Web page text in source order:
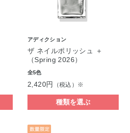
アディクション
ザ ネイルポリッシュ ＋
（Spring 2026）
全5色
2,420円 （税込）※
種類を選ぶ